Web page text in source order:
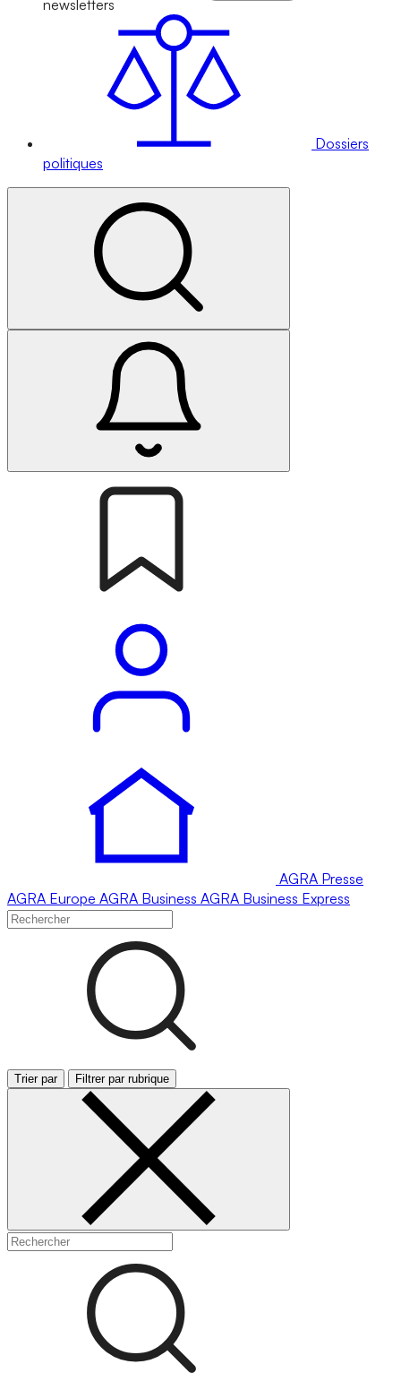
newsletters
Dossiers
politiques
AGRA Presse
AGRA Europe AGRA Business AGRA Business Express
Trier par Filtrer par rubrique